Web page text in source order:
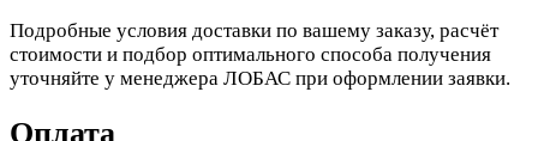
Подробные условия доставки по вашему заказу, расчёт
стоимости и подбор оптимального способа получения
уточняйте у менеджера ЛОБАС при оформлении заявки.
Оплата